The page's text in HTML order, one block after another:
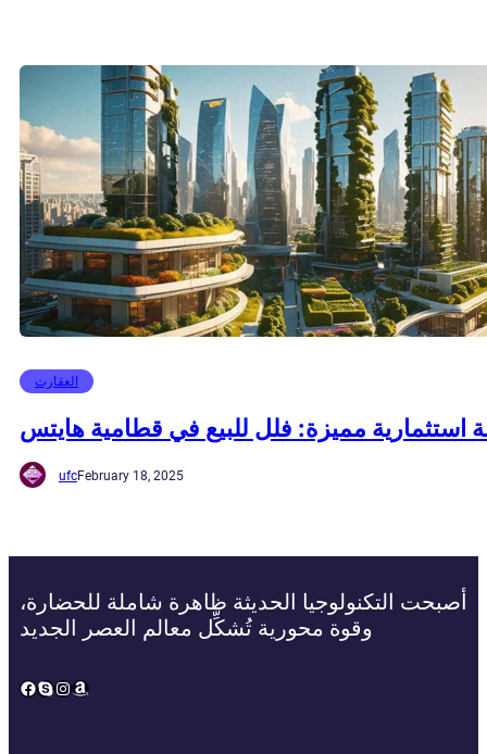
العقارت
استثمارية مميزة: فلل للبيع في قطامية هايتس
ufcFebruary 18, 2025
أصبحت التكنولوجيا الحديثة ظاهرة شاملة للحضارة،
وقوة محورية تُشكِّل معالم العصر الجديد
Facebook
Skype
Instagram
Amazon